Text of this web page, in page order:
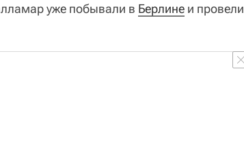
уже побывали в Берлине и провели